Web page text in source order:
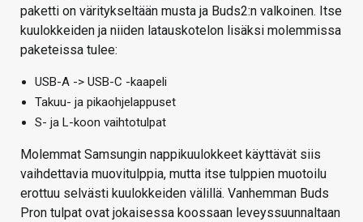
paketti on väritykseltään musta ja Buds2:n valkoinen. Itse
kuulokkeiden ja niiden latauskotelon lisäksi molemmissa
paketeissa tulee:
USB-A -> USB-C -kaapeli
Takuu- ja pikaohjelappuset
S- ja L-koon vaihtotulpat
Molemmat Samsungin nappikuulokkeet käyttävät siis
vaihdettavia muovitulppia, mutta itse tulppien muotoilu
erottuu selvästi kuulokkeiden välillä. Vanhemman Buds
Pron tulpat ovat jokaisessa koossaan leveyssuunnaltaan